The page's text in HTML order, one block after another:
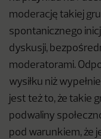
moderację takiej
spontanicznego
dyskusji,
moderatorami.
wysiłku niż
jest też to, że takie
podwaliny
pod warunkiem, że